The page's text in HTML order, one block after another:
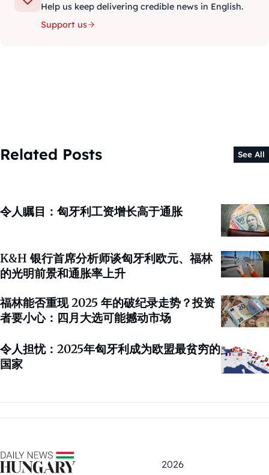
Help us keep delivering credible news in English.
Support us
Related Posts See All
令人瞩目：匈牙利工资增长高于通胀
K&H 银行首席分析师谈匈牙利欧元、福林
的光明前景和通胀率上升
福林能否重现 2025 年的破纪录走势？投资
者要小心：四月大选可能撼动市场
令人担忧：2025年匈牙利成为欧盟最贫穷的
国家
2026